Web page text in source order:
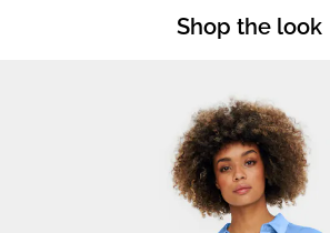
Shop the look